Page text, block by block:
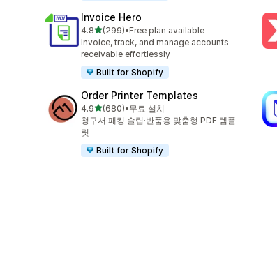
Invoice Hero
4.8별 5개 중
(299)
총 리뷰 299개
•Free plan available
Invoice, track, and manage accounts
receivable effortlessly
Built for Shopify
Order Printer Templates
4.9별 5개 중
(680)
총 리뷰 680개
•무료 설치
청구서·패킹 슬립·반품용 맞춤형 PDF 템플
릿
Built for Shopify